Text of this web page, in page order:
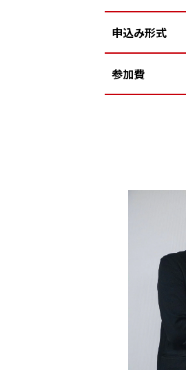
申込み形式
参加費